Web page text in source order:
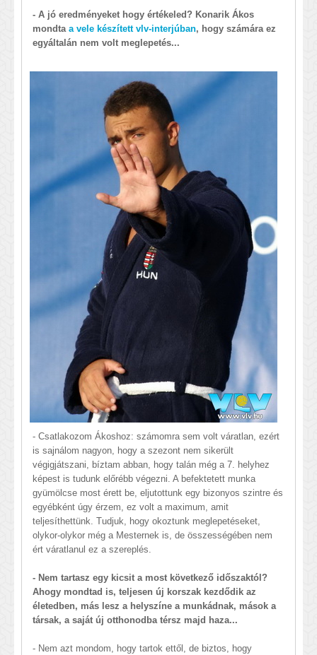
- A jó eredményeket hogy értékeled? Konarik Ákos
mondta a vele készített vlv-interjúban, hogy számára ez
egyáltalán nem volt meglepetés...
- Csatlakozom Ákoshoz: számomra sem volt váratlan, ezért
is sajnálom nagyon, hogy a szezont nem sikerült
végigjátszani, bíztam abban, hogy talán még a 7. helyhez
képest is tudunk előrébb végezni. A befektetett munka
gyümölcse most érett be, eljutottunk egy bizonyos szintre és
egyébként úgy érzem, ez volt a maximum, amit
teljesíthettünk. Tudjuk, hogy okoztunk meglepetéseket,
olykor-olykor még a Mesternek is, de összességében nem
ért váratlanul ez a szereplés.
- Nem tartasz egy kicsit a most következő időszaktól?
Ahogy mondtad is, teljesen új korszak kezdődik az
életedben, más lesz a helyszíne a munkádnak, mások a
társak, a saját új otthonodba térsz majd haza...
- Nem azt mondom, hogy tartok ettől, de biztos, hogy